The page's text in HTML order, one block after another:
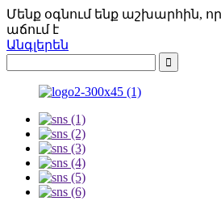
Մենք օգնում ենք աշխարհին,
աճում է
Անգլերեն